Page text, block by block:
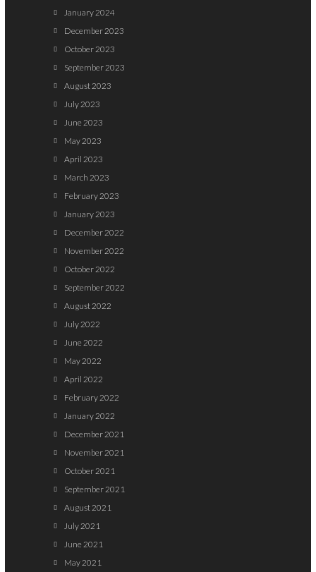
January 2024
December 2023
October 2023
September 2023
August 2023
July 2023
June 2023
May 2023
April 2023
March 2023
February 2023
January 2023
December 2022
November 2022
October 2022
September 2022
August 2022
July 2022
June 2022
May 2022
April 2022
February 2022
January 2022
December 2021
November 2021
October 2021
September 2021
August 2021
July 2021
June 2021
May 2021